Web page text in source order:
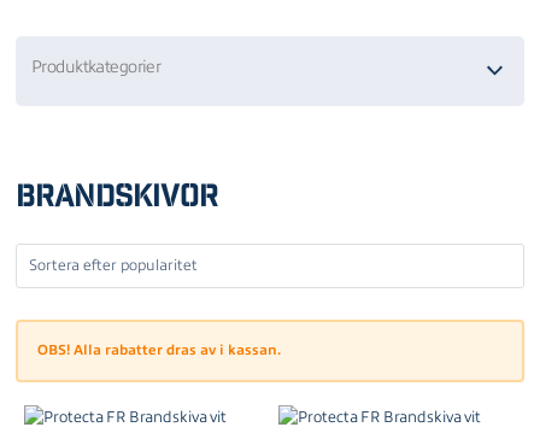
Produktkategorier
Brandskivor
OBS! Alla rabatter dras av i kassan.